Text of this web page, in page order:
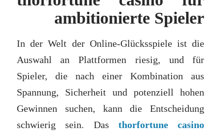
ambitionierte Spieler
In der Welt der Online-Glücksspiele ist die
Auswahl an Plattformen riesig, und für
Spieler, die nach einer Kombination aus
Spannung, Sicherheit und potenziell hohen
Gewinnen suchen, kann die Entscheidung
schwierig sein. Das thorfortune casino